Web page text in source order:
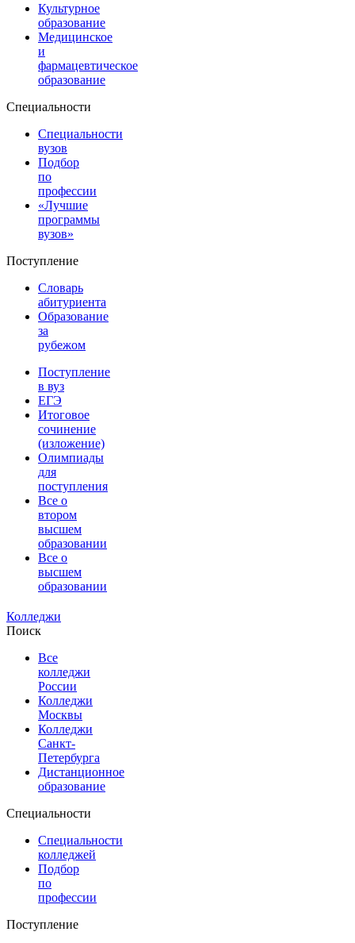
Культурное
образование
Медицинское
и
фармацевтическое
образование
Специальности
Специальности
вузов
Подбор
по
профессии
«Лучшие
программы
вузов»
Поступление
Словарь
абитуриента
Образование
за
рубежом
Поступление
в вуз
ЕГЭ
Итоговое
сочинение
(изложение)
Олимпиады
для
поступления
Все о
втором
высшем
образовании
Все о
высшем
образовании
Колледжи
Поиск
Все
колледжи
России
Колледжи
Москвы
Колледжи
Санкт-
Петербурга
Дистанционное
образование
Специальности
Специальности
колледжей
Подбор
по
профессии
Поступление